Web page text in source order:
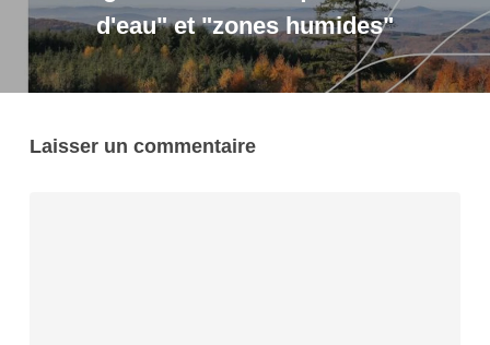
d'eau" et "zones humides"
Laisser un commentaire